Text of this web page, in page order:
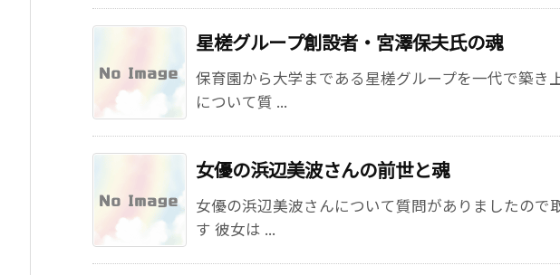
星槎グループ創設者・宮澤保夫氏の魂
保育園から大学まである星槎グループを一代で築き
について質 ...
女優の浜辺美波さんの前世と魂
女優の浜辺美波さんについて質問がありましたので
す 彼女は ...